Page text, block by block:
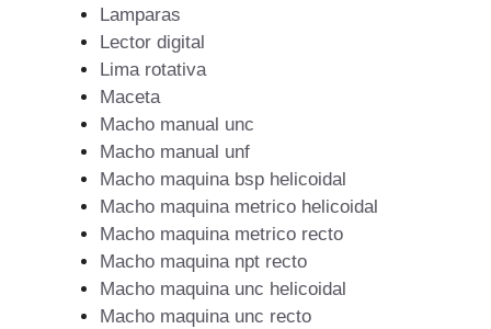
Lamparas
Lector digital
Lima rotativa
Maceta
Macho manual unc
Macho manual unf
Macho maquina bsp helicoidal
Macho maquina metrico helicoidal
Macho maquina metrico recto
Macho maquina npt recto
Macho maquina unc helicoidal
Macho maquina unc recto